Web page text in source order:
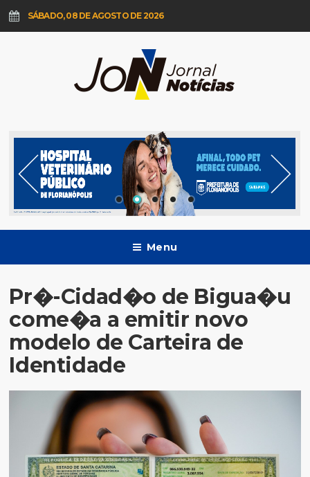
SÁBADO, 08 DE AGOSTO DE 2026
Menu
Pr�-Cidad�o de Bigua�u
come�a a emitir novo
modelo de Carteira de
Identidade